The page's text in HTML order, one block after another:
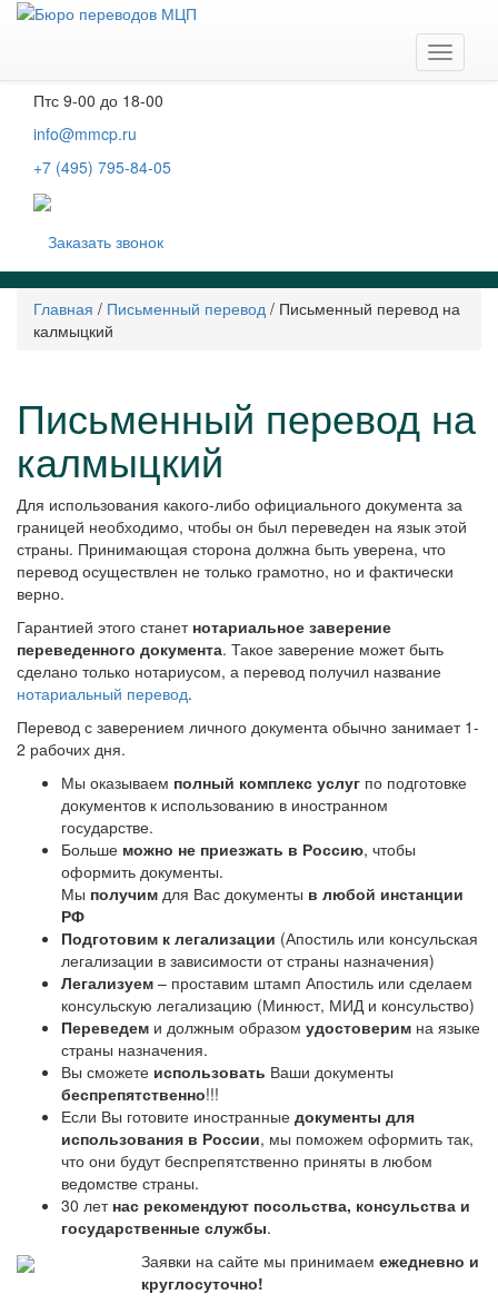
Москва, м. Тургеневская, Чистые пруды
Птс 9-00 до 18-00
info@mmcp.ru
+7 (495) 795-84-05
Заказать звонок
Главная / Письменный перевод / Письменный перевод на
калмыцкий
Письменный перевод на
калмыцкий
Для использования какого-либо официального документа за
границей необходимо, чтобы он был переведен на язык этой
страны. Принимающая сторона должна быть уверена, что
перевод осуществлен не только грамотно, но и фактически
верно.
Гарантией этого станет нотариальное заверение
переведенного документа. Такое заверение может быть
сделано только нотариусом, а перевод получил название
нотариальный перевод.
Перевод с заверением личного документа обычно занимает 1-
2 рабочих дня.
Мы оказываем полный комплекс услуг по подготовке
документов к использованию в иностранном
государстве.
Больше можно не приезжать в Россию, чтобы
оформить документы.
Мы получим для Вас документы в любой инстанции
РФ
Подготовим к легализации (Апостиль или консульская
легализации в зависимости от страны назначения)
Легализуем – проставим штамп Апостиль или сделаем
консульскую легализацию (Минюст, МИД и консульство)
Переведем и должным образом удостоверим на языке
страны назначения.
Вы сможете использовать Ваши документы
беспрепятственно!!!
Если Вы готовите иностранные документы для
использования в России, мы поможем оформить так,
что они будут беспрепятственно приняты в любом
ведомстве страны.
30 лет нас рекомендуют посольства, консульства и
государственные службы.
Заявки на сайте мы принимаем ежедневно и
круглосуточно!